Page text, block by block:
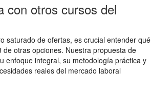
con otros cursos del
saturado de ofertas, es crucial entender qué
de otras opciones. Nuestra propuesta de
enfoque integral, su metodología práctica y
reales del mercado laboral